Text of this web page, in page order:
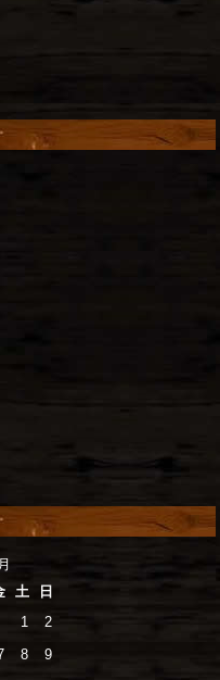
土
日
1
2
8
9